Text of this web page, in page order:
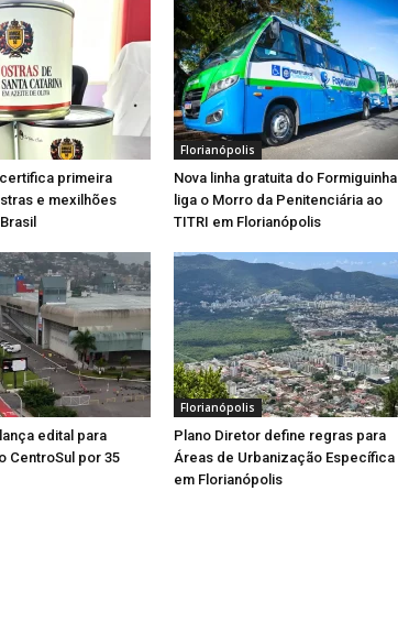
primeira
e mexilhões
Florianópolis
Nova linha gratuita do Formiguinha
liga o Morro da Penitenciária ao
TITRI em Florianópolis
edital para
CentroSul por 35
Florianópolis
Plano Diretor define regras para
Áreas de Urbanização Específica
em Florianópolis